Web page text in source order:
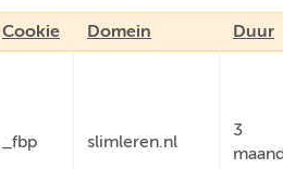
Cookie Domein Duur
_fbp slimleren.nl
3